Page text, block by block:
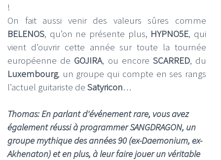
!
On fait aussi venir des valeurs sûres comme
BELENOS, qu’on ne présente plus, HYPNO5E, qui
vient d’ouvrir cette année sur toute la tournée
européenne de GOJIRA, ou encore SCARRED, du
Luxembourg, un groupe qui compte en ses rangs
l’actuel guitariste de Satyricon…
Thomas: En parlant d'événement rare, vous avez
également réussi à programmer SANGDRAGON, un
groupe mythique des années 90 (ex-Daemonium, ex-
Akhenaton) et en plus, à leur faire jouer un véritable